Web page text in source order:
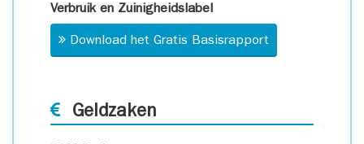
Verbruik en Zuinigheidslabel
Download het Gratis Basisrapport
Geldzaken